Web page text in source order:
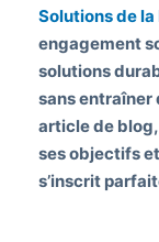
Solutions de
engagement
solutions
sans entraîner
article de
ses objectifs
s’inscrit